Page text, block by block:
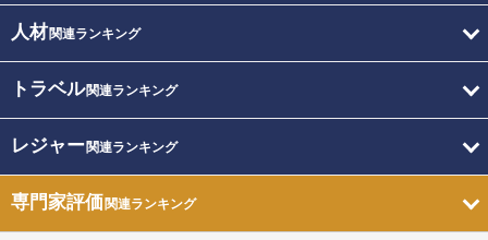
人材関連ランキング
トラベル関連ランキング
レジャー関連ランキング
専門家評価関連ランキング